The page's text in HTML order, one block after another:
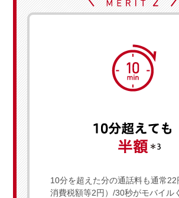
10分を超えた分の通話料も通常22
消費税額等2円）/30秒がモバイル